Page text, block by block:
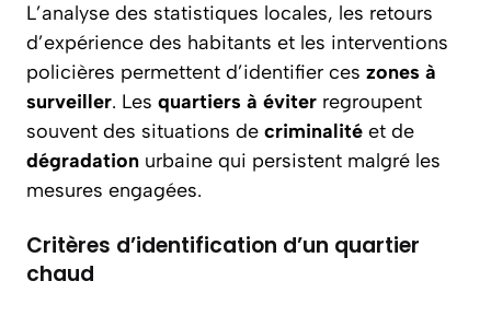
L’analyse des statistiques locales, les retours
d’expérience des habitants et les interventions
policières permettent d’identifier ces zones à
surveiller. Les quartiers à éviter regroupent
souvent des situations de criminalité et de
dégradation urbaine qui persistent malgré les
mesures engagées.
Critères d’identification d’un quartier
chaud